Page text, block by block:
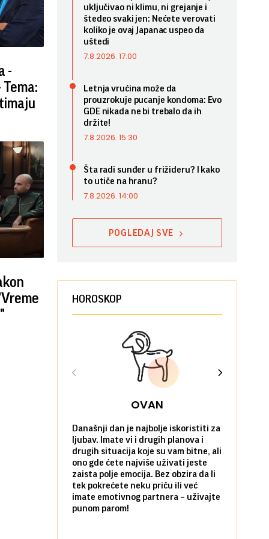
-
uključivao ni klimu, ni grejanje i
štedeo svaki jen: Nećete verovati
koliko je ovaj Japanac uspeo da
uštedi
7.8.2026. 17:00
Letnja vrućina može da
prouzrokuje pucanje kondoma: Evo
GDE nikada ne bi trebalo da ih
držite!
7.8.2026. 15:30
Šta radi sunđer u frižideru? I kako
to utiče na hranu?
7.8.2026. 14:00
POGLEDAJ SVE
HOROSKOP
OVAN
Današnji dan je najbolje iskoristiti za
ljubav. Imate vi i drugih planova i
drugih situacija koje su vam bitne, ali
ono gde ćete najviše uživati jeste
zaista polje emocija. Bez obzira da li
tek pokrećete neku priču ili već
imate emotivnog partnera – uživajte
punom parom!